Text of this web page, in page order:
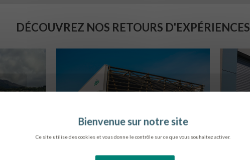
Ce site utilise des cookies et vous donne le contrôle sur ce que vous souhaitez activer.
DÉCOUVREZ NOS RETOURS D'EXPÉRIENCES
SIÈGE DE L’ONF